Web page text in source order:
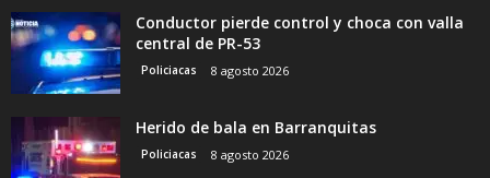
Conductor pierde control y choca con valla
central de PR-53
Policiacas 8 agosto 2026
Herido de bala en Barranquitas
Policiacas 8 agosto 2026